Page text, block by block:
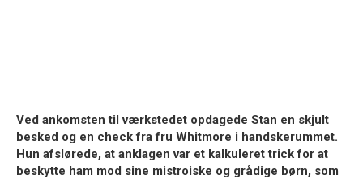
Ved ankomsten til værkstedet opdagede Stan en skjult
besked og en check fra fru Whitmore i handskerummet.
Hun afslørede, at anklagen var et kalkuleret trick for at
beskytte ham mod sine mistroiske og grådige børn, som